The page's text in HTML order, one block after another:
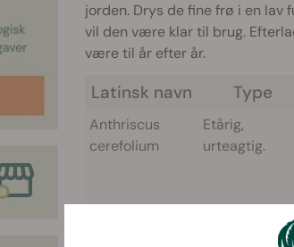
jorden. Drys de fine frø i en lav
vil den være klar til brug.
være til år efter år.
Latinsk navn Type
Anthriscus
cerefolium
Etårig,
urteagtig.
Jord